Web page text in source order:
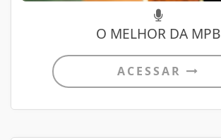
O MELHOR DA MPB
ACESSAR